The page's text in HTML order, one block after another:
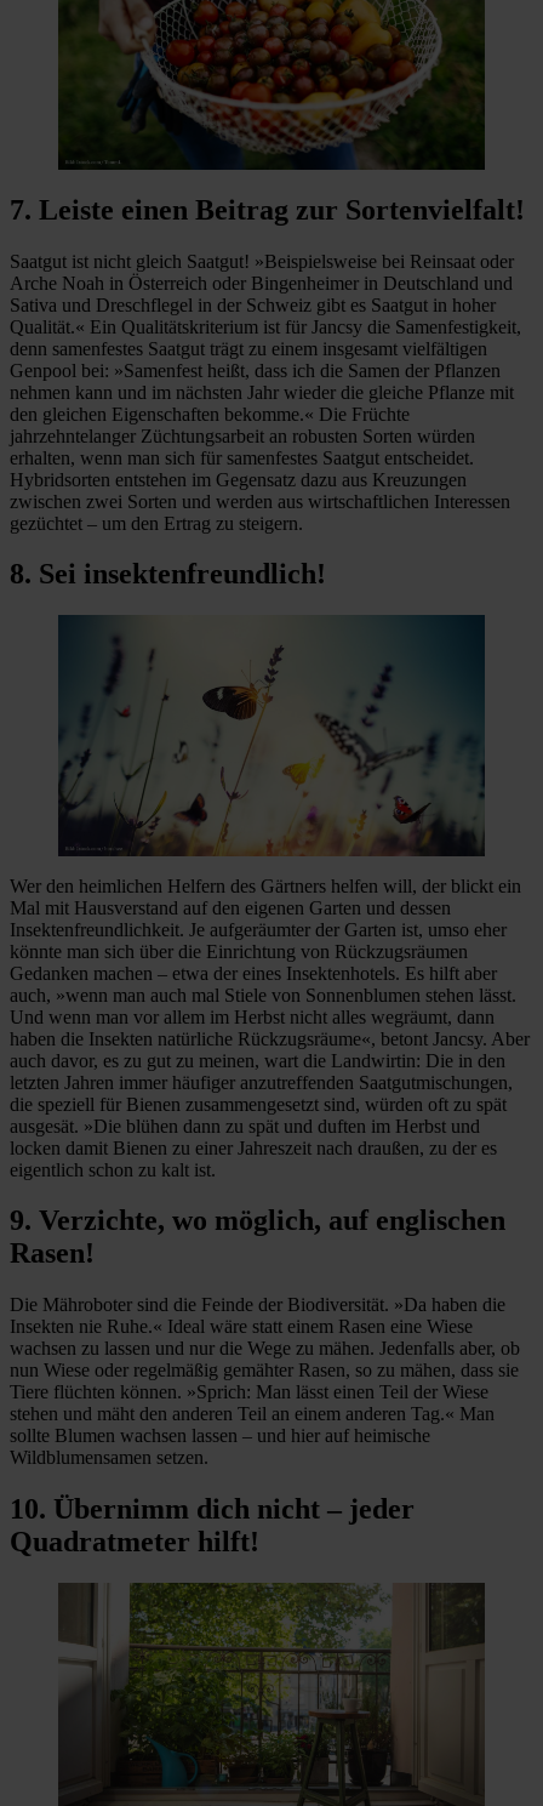
7. Leiste einen Beitrag zur Sortenvielfalt!
Saatgut ist nicht gleich Saatgut! »Beispielsweise bei Reinsaat oder
Arche Noah in Österreich oder Bingenheimer in Deutschland und
Sativa und Dreschflegel in der Schweiz gibt es Saatgut in hoher
Qualität.« Ein Qualitätskriterium ist für Jancsy die Samenfestigkeit,
denn samenfestes Saatgut trägt zu einem insgesamt vielfältigen
Genpool bei: »Samenfest heißt, dass ich die Samen der Pflanzen
nehmen kann und im nächsten Jahr wieder die gleiche Pflanze mit
den gleichen Eigenschaften bekomme.« Die Früchte
jahrzehntelanger Züchtungsarbeit an robusten Sorten würden
erhalten, wenn man sich für samenfestes Saatgut entscheidet.
Hybridsorten entstehen im Gegensatz dazu aus Kreuzungen
zwischen zwei Sorten und werden aus wirtschaftlichen Interessen
gezüchtet – um den Ertrag zu steigern.
8. Sei insektenfreundlich!
Wer den heimlichen Helfern des Gärtners helfen will, der blickt ein
Mal mit Hausverstand auf den eigenen Garten und dessen
Insektenfreundlichkeit. Je aufgeräumter der Garten ist, umso eher
könnte man sich über die Einrichtung von Rückzugsräumen
Gedanken machen – etwa der eines Insektenhotels. Es hilft aber
auch, »wenn man auch mal Stiele von Sonnenblumen stehen lässt.
Und wenn man vor allem im Herbst nicht alles wegräumt, dann
haben die Insekten natürliche Rückzugsräume«, betont Jancsy. Aber
auch davor, es zu gut zu meinen, wart die Landwirtin: Die in den
letzten Jahren immer häufiger anzutreffenden Saatgutmischungen,
die speziell für Bienen zusammengesetzt sind, würden oft zu spät
ausgesät. »Die blühen dann zu spät und duften im Herbst und
locken damit Bienen zu einer Jahreszeit nach draußen, zu der es
eigentlich schon zu kalt ist.
9. Verzichte, wo möglich, auf englischen
Rasen!
Die Mähroboter sind die Feinde der Biodiversität. »Da haben die
Insekten nie Ruhe.« Ideal wäre statt einem Rasen eine Wiese
wachsen zu lassen und nur die Wege zu mähen. Jedenfalls aber, ob
nun Wiese oder regelmäßig gemähter Rasen, so zu mähen, dass sie
Tiere flüchten können. »Sprich: Man lässt einen Teil der Wiese
stehen und mäht den anderen Teil an einem anderen Tag.« Man
sollte Blumen wachsen lassen – und hier auf heimische
Wildblumensamen setzen.
10. Übernimm dich nicht – jeder
Quadratmeter hilft!